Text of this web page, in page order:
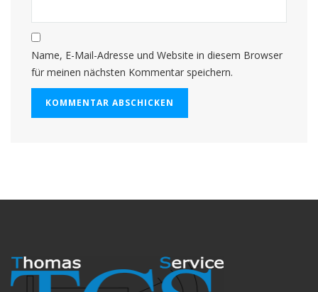
Name, E-Mail-Adresse und Website in diesem Browser
für meinen nächsten Kommentar speichern.